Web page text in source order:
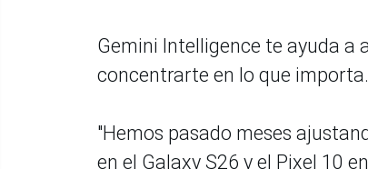
Gemini Intelligence te ayuda a
concentrarte en lo que importa.
"Hemos pasado meses
en el Galaxy S26 y el Pixel 10